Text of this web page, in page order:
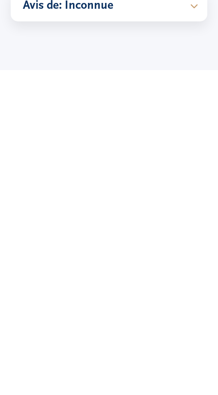
Avis de: Inconnue